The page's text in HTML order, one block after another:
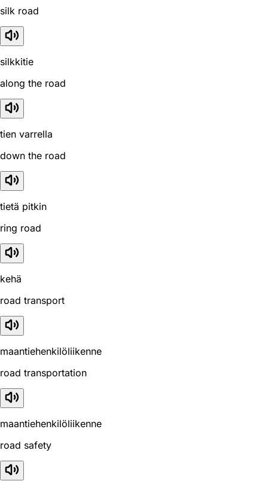
silk road
silkkitie
along the road
tien varrella
down the road
tietä pitkin
ring road
kehä
road transport
maantiehenkilöliikenne
road transportation
maantiehenkilöliikenne
road safety